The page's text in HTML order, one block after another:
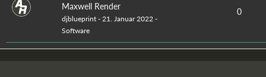
Maxwell Render
djblueprint - 21. Januar 2022 -
Software
0